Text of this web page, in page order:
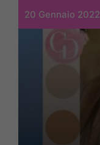
20 Gennaio 2022